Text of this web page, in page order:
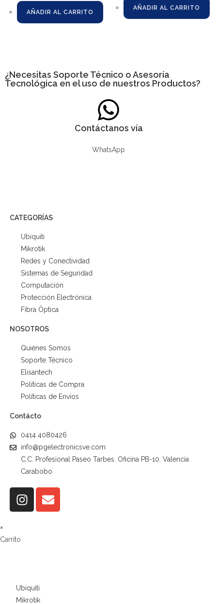
AÑADIR AL CARRITO
AÑADIR AL CARRITO
¿Necesitas Soporte Técnico o Asesoría
Tecnológica en el uso de nuestros Productos?
Contáctanos vía
WhatsApp
CATEGORÍAS
Ubiquiti
Mikrotik
Redes y Conectividad
Sistemas de Seguridad
Computación
Protección Electrónica
Fibra Óptica
NOSOTROS
Quiénes Somos
Soporte Técnico
Elisantech
Políticas de Compra
Políticas de Envíos
Contácto
0414 4080426
info@pgelectronicsve.com
C.C. Profesional Paseo Tarbes. Oficina PB-10. Valencia
Carabobo
×
Carrito
Ubiquiti
Mikrotik